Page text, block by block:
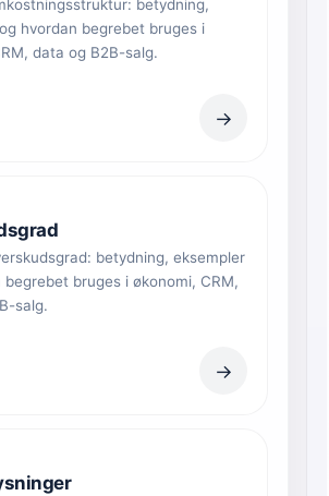
betydning,
hvordan begrebet bruges i
data og B2B-salg.
→
betydning, eksempler
begrebet bruges i økonomi, CRM,
salg.
→